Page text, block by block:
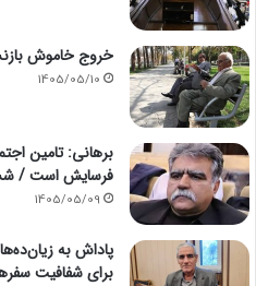
خروج خاموش
1405/05/10
برهانی: تامین
فرسایش است /
1405/05/09
پاداش به
برای شفافیت